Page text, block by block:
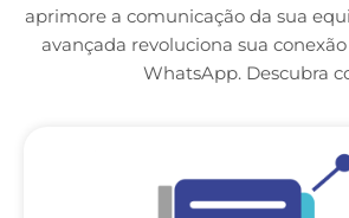
aprimore a comunicação da sua
avançada revoluciona sua
WhatsApp. Descubra